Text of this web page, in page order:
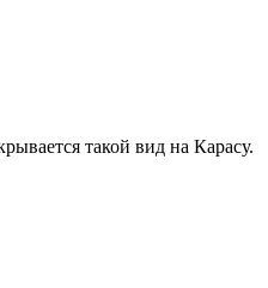
такой вид на Карасу.